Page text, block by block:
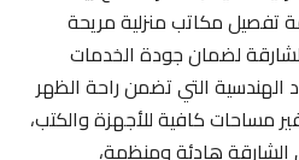
مكاتب منزلية مريحة
لضمان جودة الخدمات
الهندسية التي تضمن راحة الظهر
مساحات كافية للأجهزة والكتب،
هادئة ومنظمة،